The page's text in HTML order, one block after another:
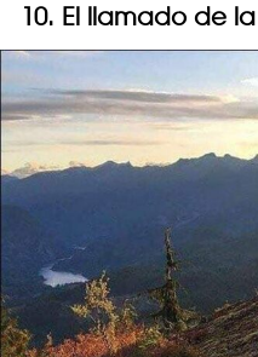
10. El llamado de